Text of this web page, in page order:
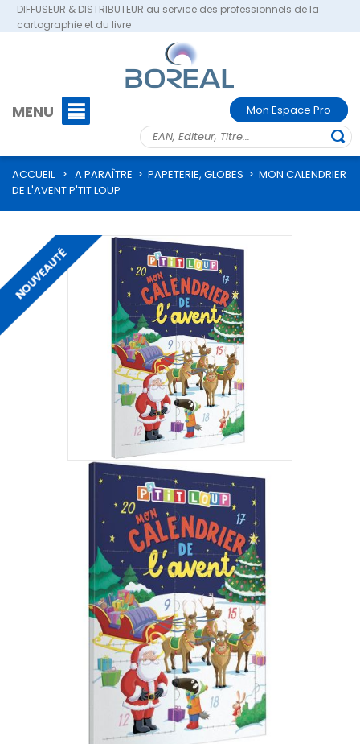
DIFFUSEUR & DISTRIBUTEUR au service des professionnels de la
cartographie et du livre
MENU Mon Espace Pro
ACCUEIL > A PARAÎTRE > PAPETERIE, GLOBES > MON CALENDRIER
DE L'AVENT P'TIT LOUP